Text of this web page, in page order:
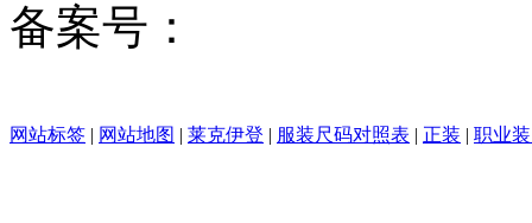
备案号：
网站标签 | 网站地图 | 莱克伊登 | 服装尺码对照表 | 正装 | 职业